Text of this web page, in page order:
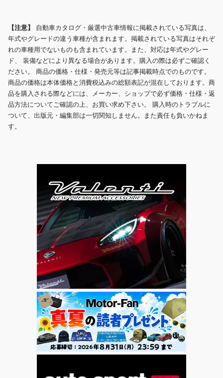
【注意】 自動車カタログ・厳選中古車情報に掲載されている写真は、
年式やグレードの違う車種が含まれます。掲載されている写真はそれぞ
れの車種用でないものも含まれています。また、対応は年式やグレー
ド、 装備などにより異なる場合があります。購入の際は必ずご確認く
ださい。 商品の価格・仕様・発売元等は記事掲載時点でのものです。
商品の価格は本体価格と消費税込みの総額表記が混在しております。商
品を購入される際などには、メーカー、ショップで必ず価格・仕様・返
品方法についてご確認の上、お買い求め下さい。 購入時のトラブルに
ついて、出版元・編集部は一切関知しません。また責任も負いかねま
す。